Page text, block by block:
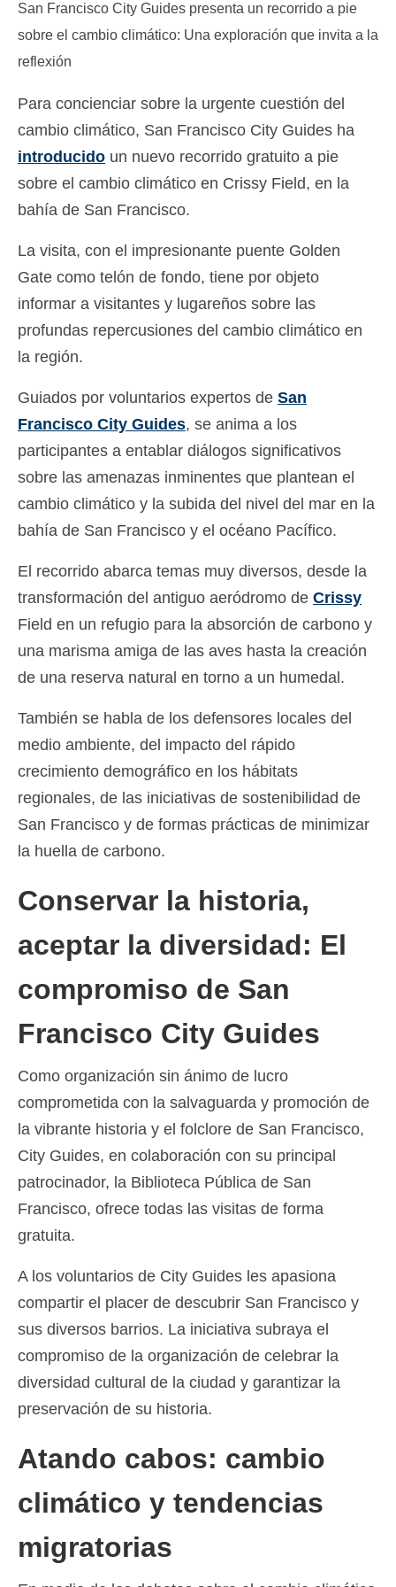
Deutsch Alemán
Magyar (Húngaro)
Italiano
日本語 Japonés
Norsk bokmål(Bokmål)
Polski(Polaco)
Slovenščina(Esloveno)
Svenska(Sueco)
San Francisco City Guides presenta un recorrido a pie
sobre el cambio climático: Una exploración que invita a la
reflexión
Para concienciar sobre la urgente cuestión del
cambio climático, San Francisco City Guides ha
introducido un nuevo recorrido gratuito a pie
sobre el cambio climático en Crissy Field, en la
bahía de San Francisco.
La visita, con el impresionante puente Golden
Gate como telón de fondo, tiene por objeto
informar a visitantes y lugareños sobre las
profundas repercusiones del cambio climático en
la región.
Guiados por voluntarios expertos de San
Francisco City Guides, se anima a los
participantes a entablar diálogos significativos
sobre las amenazas inminentes que plantean el
cambio climático y la subida del nivel del mar en la
bahía de San Francisco y el océano Pacífico.
El recorrido abarca temas muy diversos, desde la
transformación del antiguo aeródromo de Crissy
Field en un refugio para la absorción de carbono y
una marisma amiga de las aves hasta la creación
de una reserva natural en torno a un humedal.
También se habla de los defensores locales del
medio ambiente, del impacto del rápido
crecimiento demográfico en los hábitats
regionales, de las iniciativas de sostenibilidad de
San Francisco y de formas prácticas de minimizar
la huella de carbono.
Conservar la historia,
aceptar la diversidad: El
compromiso de San
Francisco City Guides
Como organización sin ánimo de lucro
comprometida con la salvaguarda y promoción de
la vibrante historia y el folclore de San Francisco,
City Guides, en colaboración con su principal
patrocinador, la Biblioteca Pública de San
Francisco, ofrece todas las visitas de forma
gratuita.
A los voluntarios de City Guides les apasiona
compartir el placer de descubrir San Francisco y
sus diversos barrios. La iniciativa subraya el
compromiso de la organización de celebrar la
diversidad cultural de la ciudad y garantizar la
preservación de su historia.
Atando cabos: cambio
climático y tendencias
migratorias